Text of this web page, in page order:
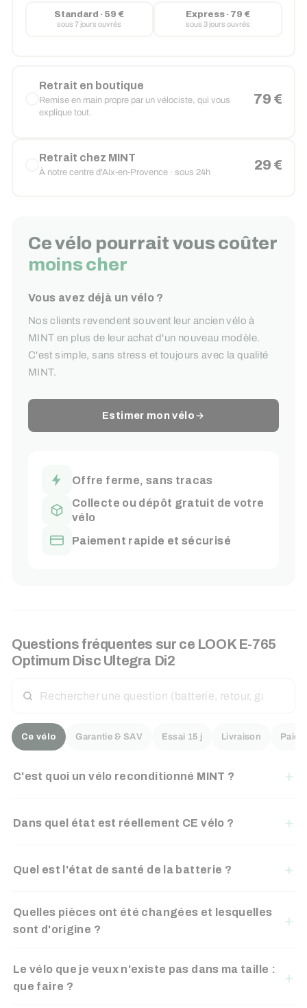
Standard · 59 €
sous 7 jours ouvrés
Express · 79 €
sous 3 jours ouvrés
Retrait en boutique
Remise en main propre par un vélociste, qui vous
explique tout.
79 €
Retrait chez MINT
À notre centre d'Aix-en-Provence · sous 24h 29 €
Ce vélo pourrait vous coûter
moins cher
Vous avez déjà un vélo ?
Nos clients revendent souvent leur ancien vélo à
MINT en plus de leur achat d'un nouveau modèle.
C'est simple, sans stress et toujours avec la qualité
MINT.
Estimer mon vélo
Offre ferme, sans tracas
Collecte ou dépôt gratuit de votre
vélo
Paiement rapide et sécurisé
Questions fréquentes sur ce LOOK E-765
Optimum Disc Ultegra Di2
UNE
Ce vélo Garantie & SAV Essai 15 j Livraison
C'est quoi un vélo reconditionné MINT ?
Dans quel état est réellement CE vélo ?
Quel est l'état de santé de la batterie ?
Quelles pièces ont été changées et lesquelles
sont d'origine ?
Le vélo que je veux n'existe pas dans ma taille :
que faire ?